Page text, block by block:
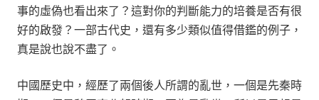
事的虛偽也看出來了？這對你的判斷能力的培養是否有很
好的啟發？一部古代史，還有多少類似值得借鑑的例子，
真是說也說不盡了。
中國歷史中，經歷了兩個後人所謂的亂世，一個是先秦時